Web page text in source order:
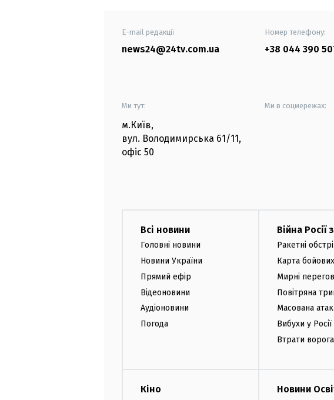
E-mail редакції
news24@24tv.com.ua
Номер телефону:
+38 044 390
Ми тут:
м.Київ,
вул. Володимирська 61/11,
офіс 50
Ми в соцмережах:
Всі новини
Головні новини
Новини України
Прямий ефір
Відеоновини
Аудіоновини
Погода
Війна Росії
Ракетні
Карта
Мирні
Повітряна
Масована
Вибухи у Росії
Втрати ворога
Кіно Новини